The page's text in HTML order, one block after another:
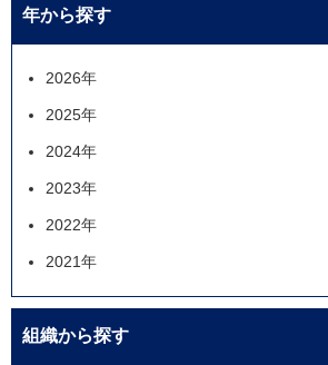
年から探す
2026年
2025年
2024年
2023年
2022年
2021年
組織から探す